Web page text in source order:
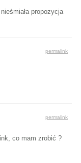
propozycja
permalink
permalink
co mam zrobić ?